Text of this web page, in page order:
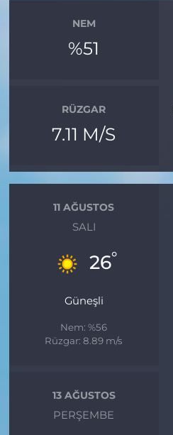
NEM
%51
RÜZGAR
7.11 M/S
11 AĞUSTOS
SALI
26°
Güneşli
Nem: %56
Rüzgar: 8.89 m/s
13 AĞUSTOS
PERŞEMBE